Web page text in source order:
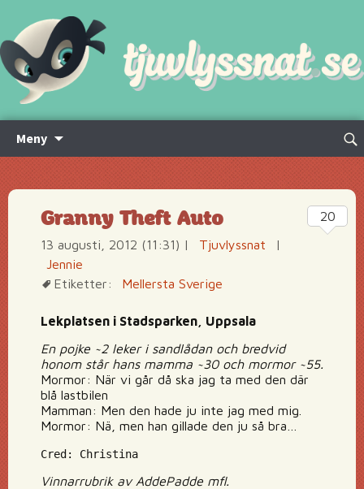
Meny
innehåll
Sök
Granny Theft Auto
13 augusti, 2012 (11:31) | Tjuvlyssnat
|
Jennie
Etiketter:
Mellersta Sverige
Lekplatsen i Stadsparken, Uppsala
En pojke ~2 leker i sandlådan och bredvid
honom står hans mamma ~30 och mormor ~55.
Mormor: När vi går då ska jag ta med den där
blå lastbilen
Mamman: Men den hade ju inte jag med mig.
Mormor: Nä, men han gillade den ju så bra…
Cred: Christina
Vinnarrubrik av AddePadde mfl.
20